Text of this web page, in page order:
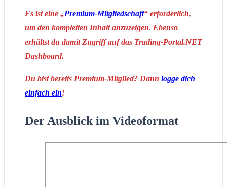
Es ist eine „Premium-Mitgliedschaft“ erforderlich,
um den kompletten Inhalt anzuzeigen. Ebenso
erhältst du damit Zugriff auf das Trading-Portal.NET
Dashboard.
Du bist bereits Premium-Mitglied? Dann logge dich
einfach ein!
Der Ausblick im Videoformat